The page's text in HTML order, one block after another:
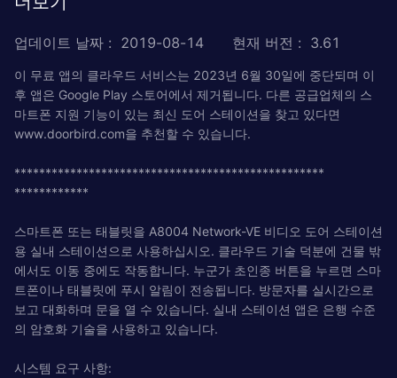
업데이트 날짜 : 2019-08-14 현재 버전 : 3.61
이 무료 앱의 클라우드 서비스는 2023년 6월 30일에 중단되며 이
후 앱은 Google Play 스토어에서 제거됩니다. 다른 공급업체의 스
마트폰 지원 기능이 있는 최신 도어 스테이션을 찾고 있다면
www.doorbird.com을 추천할 수 있습니다.
**************************************************
************
스마트폰 또는 태블릿을 A8004 Network-VE 비디오 도어 스테이션
용 실내 스테이션으로 사용하십시오. 클라우드 기술 덕분에 건물 밖
에서도 이동 중에도 작동합니다. 누군가 초인종 버튼을 누르면 스마
트폰이나 태블릿에 푸시 알림이 전송됩니다. 방문자를 실시간으로
보고 대화하며 문을 열 수 있습니다. 실내 스테이션 앱은 은행 수준
의 암호화 기술을 사용하고 있습니다.
시스템 요구 사항: